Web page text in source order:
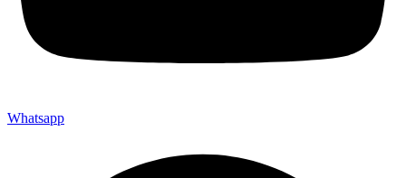
Whatsapp